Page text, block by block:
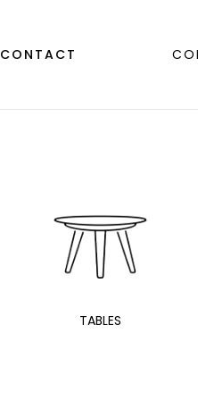
CONTACT
TABLES